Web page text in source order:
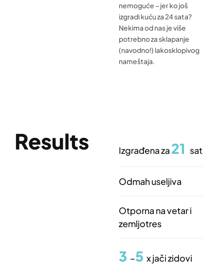
nemoguće – jer ko još
izgradi kuću za 24 sata?
Nekima od nas je više
potrebno za sklapanje
(navodno!) lakosklopivog
nameštaja.
Results Izgrađena za 21 sat
Odmah useljiva
Otporna na vetar i
zemljotres
3 –5 x jači zidovi